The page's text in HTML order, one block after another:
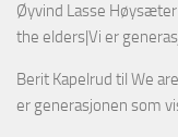
Øyvind Lasse Høysæter
the elders|Vi er
Berit Kapelrud til We
er generasjonen som